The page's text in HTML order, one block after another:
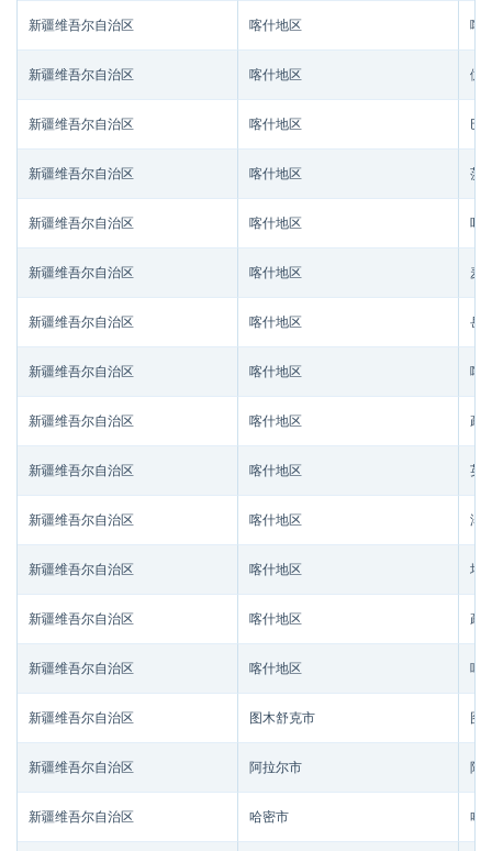
新疆维吾尔自治区 喀什地区 喀
新疆维吾尔自治区 喀什地区 伽
新疆维吾尔自治区 喀什地区 巴
新疆维吾尔自治区 喀什地区 莎
新疆维吾尔自治区 喀什地区 叶
新疆维吾尔自治区 喀什地区 麦
新疆维吾尔自治区 喀什地区 岳
新疆维吾尔自治区 喀什地区 喀
新疆维吾尔自治区 喀什地区 疏
新疆维吾尔自治区 喀什地区 英
新疆维吾尔自治区 喀什地区 泽
新疆维吾尔自治区 喀什地区 塔
新疆维吾尔自治区 喀什地区 疏
新疆维吾尔自治区 喀什地区 咯
新疆维吾尔自治区 图木舒克市 图
新疆维吾尔自治区 阿拉尔市 阿
新疆维吾尔自治区 哈密市 哈